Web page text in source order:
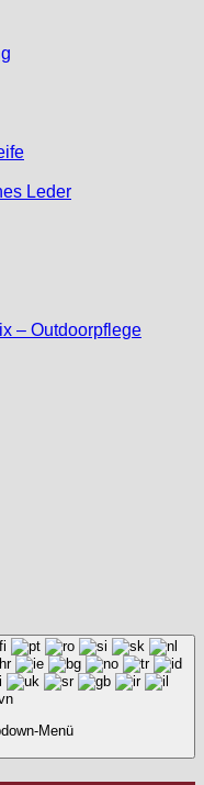
Leder
– Outdoorpflege